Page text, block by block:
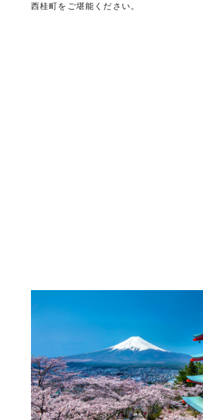
西桂町をご堪能ください。